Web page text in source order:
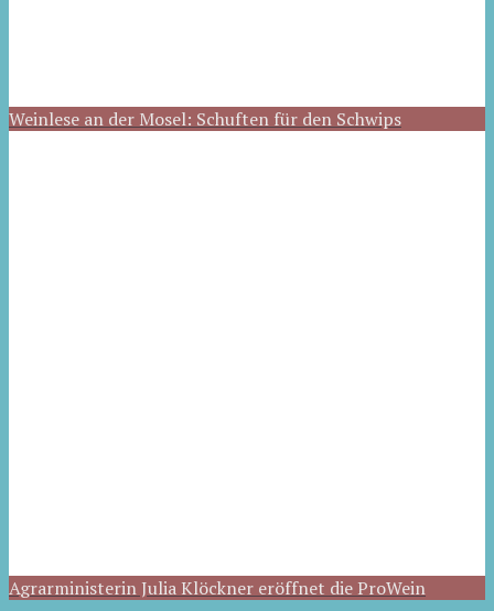
Weinlese an der Mosel: Schuften für den Schwips
Agrarministerin Julia Klöckner eröffnet die ProWein